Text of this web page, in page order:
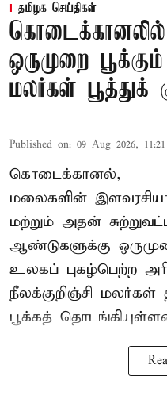
தமிழக செய்திகள்
ஒருமுறை
மலர்கள் பூத்துக்
Published on: 09 Aug 2026,
கொடைக்கானல்,
மலைகளின்
மற்றும் அதன்
ஆண்டுகளுக்கு
உலகப் புகழ்பெற்ற
நீலக்குறிஞ்சி
பூக்கத்